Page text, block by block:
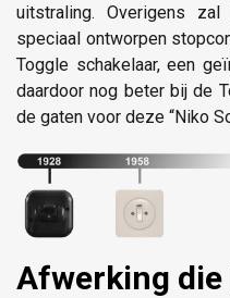
uitstraling. Overigens
speciaal ontworpen
Toggle schakelaar, een
daardoor nog beter bij de
de gaten voor deze “Niko
Afwerking